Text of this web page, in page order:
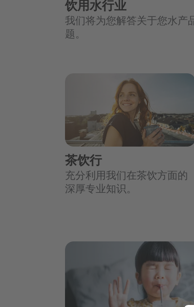
饮用水行业
我们将为您解答关于您水产
题。
茶饮行
充分利用我们在茶饮方面的
深厚专业知识。